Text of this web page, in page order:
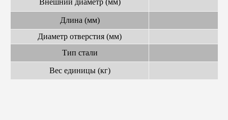
Длина (мм)
Диаметр отверстия (мм)
Тип стали
Вес единицы (кг)